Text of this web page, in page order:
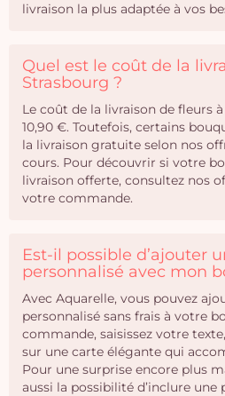
livraison la plus adaptée à vos
Quel est le coût de la
Strasbourg ?
Le coût de la livraison de fleurs
10,90 €. Toutefois, certains
la livraison gratuite selon nos
cours. Pour découvrir si votre
livraison offerte, consultez nos
votre commande.
Est-il possible d’ajouter
personnalisé avec mon
Avec Aquarelle, vous pouvez
personnalisé sans frais à votre
commande, saisissez votre
sur une carte élégante qui
Pour une surprise encore plus
aussi la possibilité d’inclure